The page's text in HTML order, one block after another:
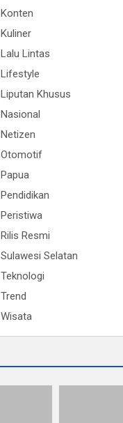
Konten
Kuliner
Lalu Lintas
Lifestyle
Liputan Khusus
Nasional
Netizen
Otomotif
Papua
Pendidikan
Peristiwa
Rilis Resmi
Sulawesi Selatan
Teknologi
Trend
Wisata